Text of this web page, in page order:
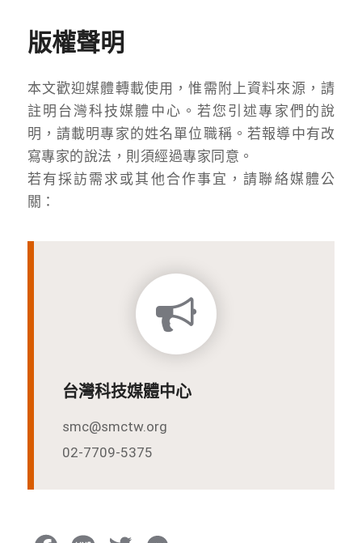
版權聲明
本文歡迎媒體轉載使用，惟需附上資料來源，請
註明台灣科技媒體中心。若您引述專家們的說
明，請載明專家的姓名單位職稱。若報導中有改
寫專家的說法，則須經過專家同意。
若有採訪需求或其他合作事宜，請聯絡媒體公
關：
台灣科技媒體中心
smc@smctw.org
02-7709-5375